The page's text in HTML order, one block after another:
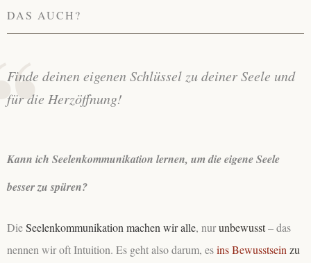
DAS AUCH?
Finde deinen eigenen Schlüssel zu deiner Seele und
für die Herzöffnung!
Kann ich Seelenkommunikation lernen, um die eigene Seele
besser zu spüren?
DieSeelenkommunikation machen wir alle, nurunbewusst– das
nennen wir oft Intuition. Es geht also darum, esins Bewusstsein zu